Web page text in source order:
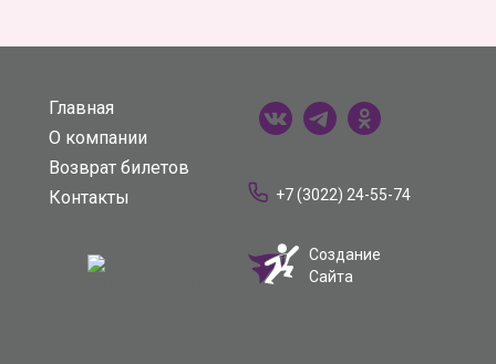
Главная
О компании
Возврат билетов
Контакты
+7 (3022) 24-55-74
Создание
Сайта